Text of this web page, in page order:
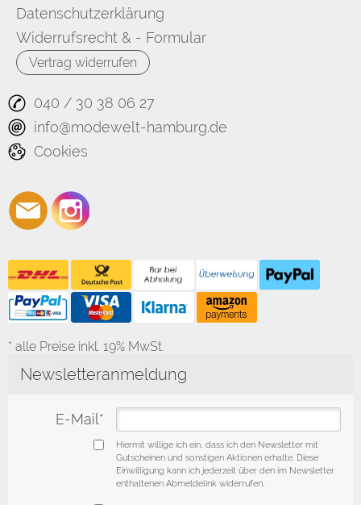
Datenschutzerklärung
Widerrufsrecht & - Formular
Vertrag widerrufen
040 / 30 38 06 27
info@modewelt-hamburg.de
Cookies
* alle Preise inkl. 19% MwSt.